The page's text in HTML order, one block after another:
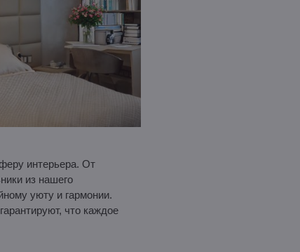
интерьера. От
из нашего
уюту и гармонии.
что каждое